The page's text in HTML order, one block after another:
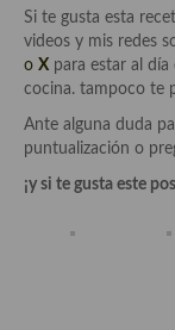
Cocina Tailandesa
Cocina Japonesa
Cocina
Cocina
Cocina Coreana
Si te gusta esta
videos y mis redes
o X para estar al
cocina. tampoco te
Ante alguna duda
puntualización o
¡y si te gusta este